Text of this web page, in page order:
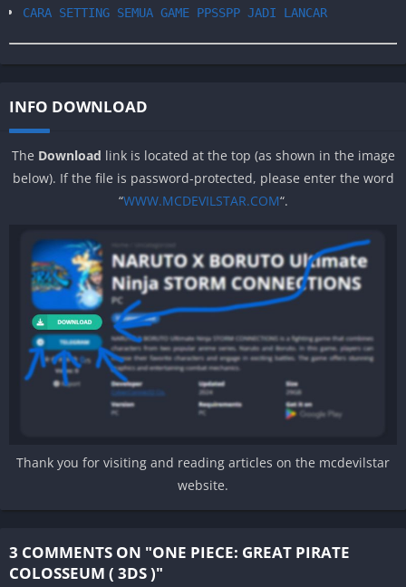
CARA SETTING SEMUA GAME PPSSPP JADI LANCAR
INFO DOWNLOAD
The Download link is located at the top (as shown in the image
below). If the file is password-protected, please enter the word
“WWW.MCDEVILSTAR.COM“.
Thank you for visiting and reading articles on the mcdevilstar
website.
3 COMMENTS ON "ONE PIECE: GREAT PIRATE
COLOSSEUM ( 3DS )"